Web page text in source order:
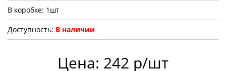
В коробке: 1шт
Доступность: В наличии
Цена: 242 р/шт